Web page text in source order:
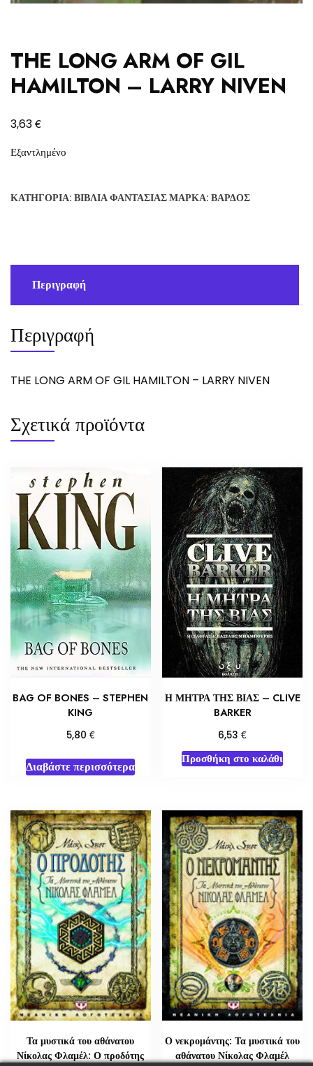
THE LONG ARM OF GIL
HAMILTON – LARRY NIVEN
3,63€
Εξαντλημένο
ΚΑΤΗΓΟΡΊΑ: ΒΙΒΛΊΑ ΦΑΝΤΑΣΊΑΣΜΆΡΚΑ: ΒΆΡΔΟΣ
Περιγραφή
Περιγραφή
THE LONG ARM OF GIL HAMILTON – LARRY NIVEN
Σχετικά προϊόντα
BAG OF BONES – STEPHEN
KING
5,80 €
Διαβάστε περισσότερα
Η ΜΗΤΡΑ ΤΗΣ ΒΙΑΣ – CLIVE
BARKER
6,53€
Προσθήκη στο καλάθι
Τα μυστικά του αθάνατου
Νίκολας Φλαμέλ: Ο προδότης
Ο νεκρομάντης: Τα μυστικά του
αθάνατου Νίκολας Φλαμέλ